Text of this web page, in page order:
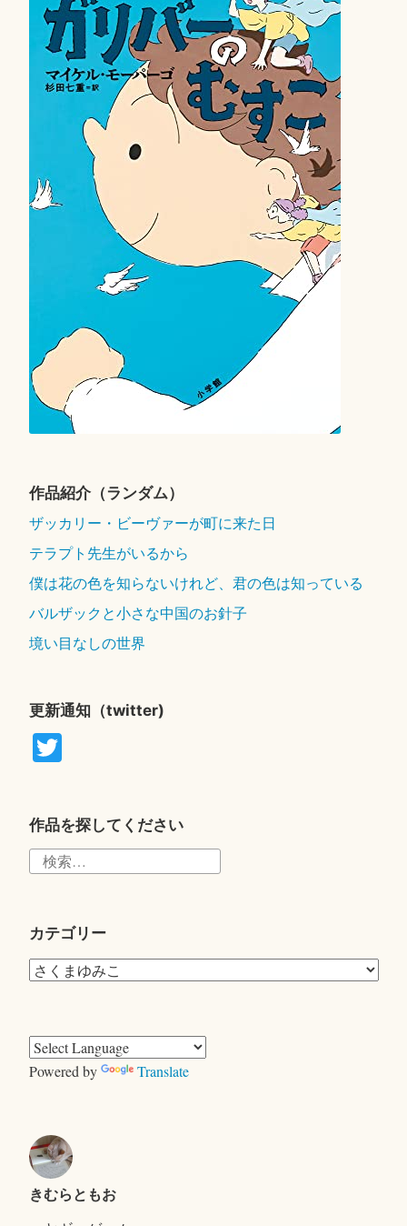
作品紹介（ランダム）
ザッカリー・ビーヴァーが町に来た日
テラプト先生がいるから
僕は花の色を知らないけれど、君の色は知っている
バルザックと小さな中国のお針子
境い目なしの世界
更新通知（twitter)
T
r
作品を探してください
カテゴリー
カ
リ
ー
Powered by Translate
きむらともお